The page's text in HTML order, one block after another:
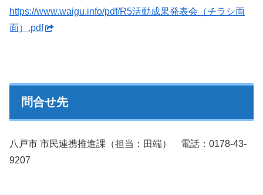
https://www.waigu.info/pdf/R5活動成果発表会（チラシ両
面）.pdf
問合せ先
八戸市 市民連携推進課（担当：田端） 電話：0178-43-
9207